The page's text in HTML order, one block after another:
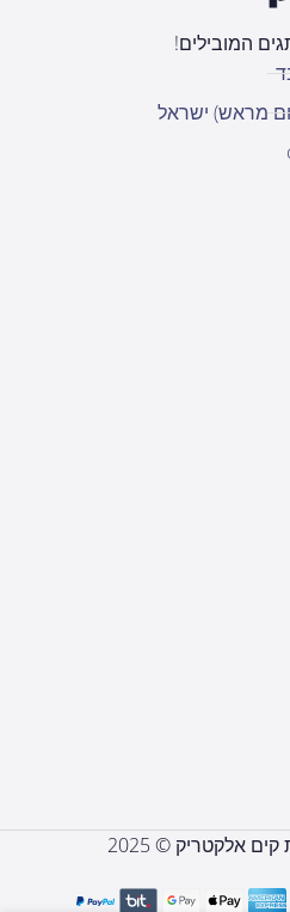
המובילים!
אלקטריק © 2025